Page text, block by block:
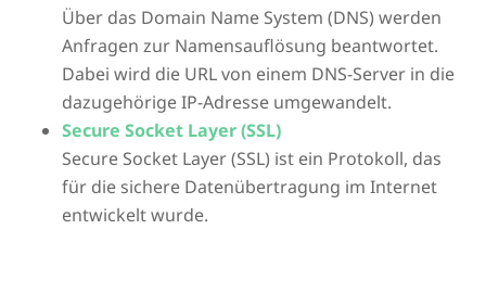
Über das Domain Name System (DNS) werden
Anfragen zur Namensauflösung beantwortet.
Dabei wird die URL von einem DNS-Server in die
dazugehörige IP-Adresse umgewandelt.
Secure Socket Layer (SSL)
Secure Socket Layer (SSL) ist ein Protokoll, das
für die sichere Datenübertragung im Internet
entwickelt wurde.